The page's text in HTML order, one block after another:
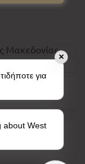
Μακεδονίας
✕
για
about West